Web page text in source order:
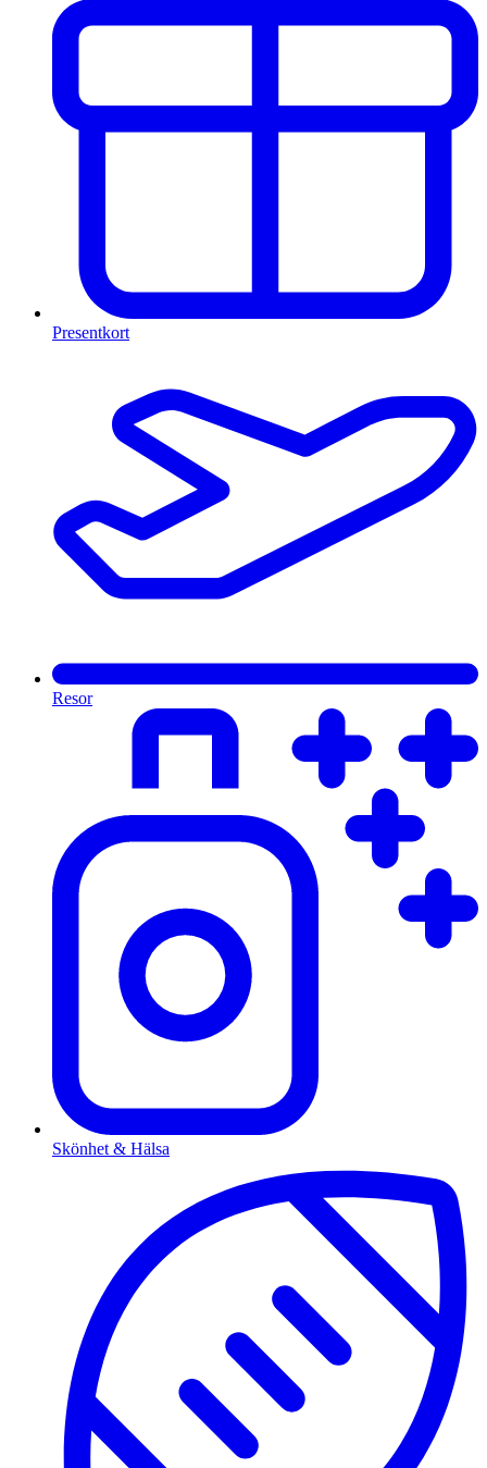
Presentkort
Resor
Skönhet & Hälsa